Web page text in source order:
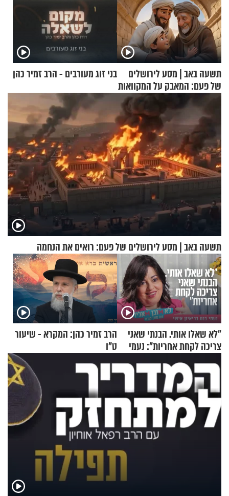
תשעה באב | מסע לירושלים
של פעם: המאבק על המקוואות
בני זוג מעורבים - הרב זמיר כהן
תשעה באב | מסע לירושלים של פעם: רואים את הנחמה
"לא שאלו אותי. הבנתי שאני
צריכה לקחת אחריות": נעמי
בנט בריאיון אישי
הרב זמיר כהן: המקרא - שיעור
ט"ו